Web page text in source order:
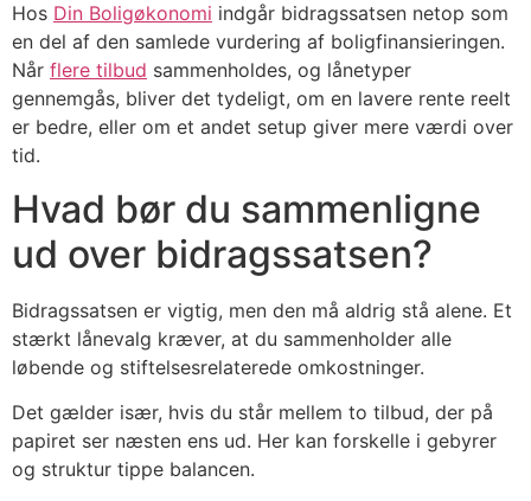
Hos Din Boligøkonomi indgår bidragssatsen netop som
en del af den samlede vurdering af boligfinansieringen.
Når flere tilbud sammenholdes, og lånetyper
gennemgås, bliver det tydeligt, om en lavere rente reelt
er bedre, eller om et andet setup giver mere værdi over
tid.
Hvad bør du sammenligne
ud over bidragssatsen?
Bidragssatsen er vigtig, men den må aldrig stå alene. Et
stærkt lånevalg kræver, at du sammenholder alle
løbende og stiftelsesrelaterede omkostninger.
Det gælder især, hvis du står mellem to tilbud, der på
papiret ser næsten ens ud. Her kan forskelle i gebyrer
og struktur tippe balancen.